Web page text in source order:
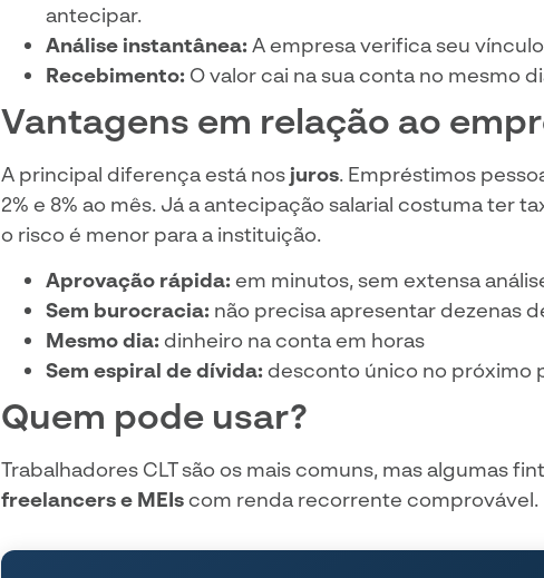
antecipar.
Análise instantânea:A empresa verifica seu
Recebimento: O valor cai na sua conta no mesmo
Vantagens em relação ao
A principal diferença está nos juros. Empréstimos
2% e 8% ao mês. Já a antecipação salarial costuma ter
o risco é menor para a instituição.
Aprovação rápida:em minutos, sem extensa
Sem burocracia: não precisa apresentar dezenas
Mesmo dia:dinheiro na conta em horas
Sem espiral de dívida:desconto único no próximo
Quem pode usar?
Trabalhadores CLT são os mais comuns, mas algumas
freelancers e MEIscom renda recorrente comprovável.